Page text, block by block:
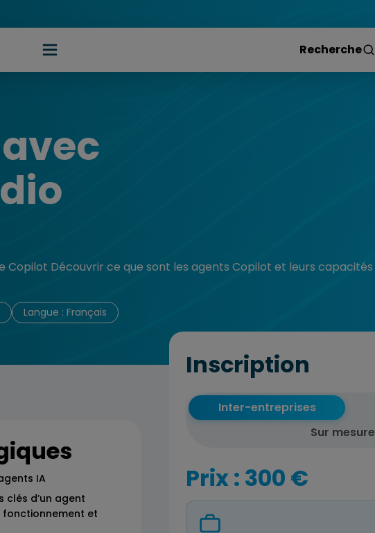
Copilot Découvrir ce que sont les agents Copilot et leurs capacités
Langue : Français
IA
d’un agent
et
Inscription
Inter-entreprises
Sur mesure
Prix : 300 €